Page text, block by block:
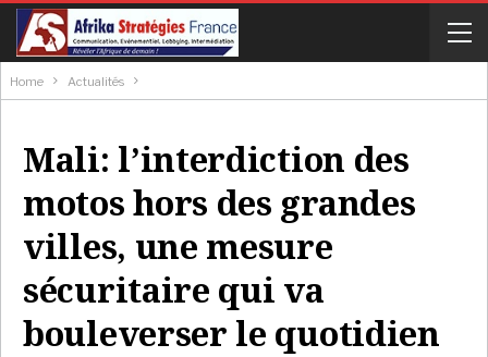
Home Actualités
Mali: l’interdiction des
motos hors des grandes
villes, une mesure
sécuritaire qui va
bouleverser le quotidien